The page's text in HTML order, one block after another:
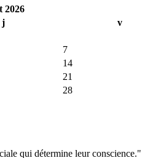
2026
j v
7
14
21
28
qui détermine leur conscience."